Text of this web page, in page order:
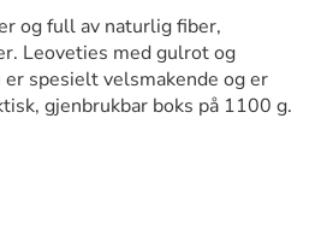
og full av naturlig fiber,
Leoveties med gulrot og
spesielt velsmakende og er
gjenbrukbar boks på 1100 g.